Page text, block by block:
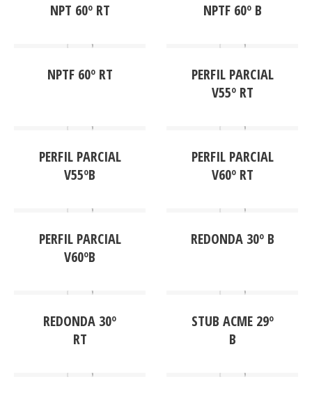
NPT 60º RT NPTF 60º B
NPTF 60º RT
PERFIL PARCIAL
V55º RT
PERFIL PARCIAL
V55ºB
PERFIL PARCIAL
V60º RT
PERFIL PARCIAL
V60ºB
REDONDA 30º B
REDONDA 30º
RT
STUB ACME 29º
B